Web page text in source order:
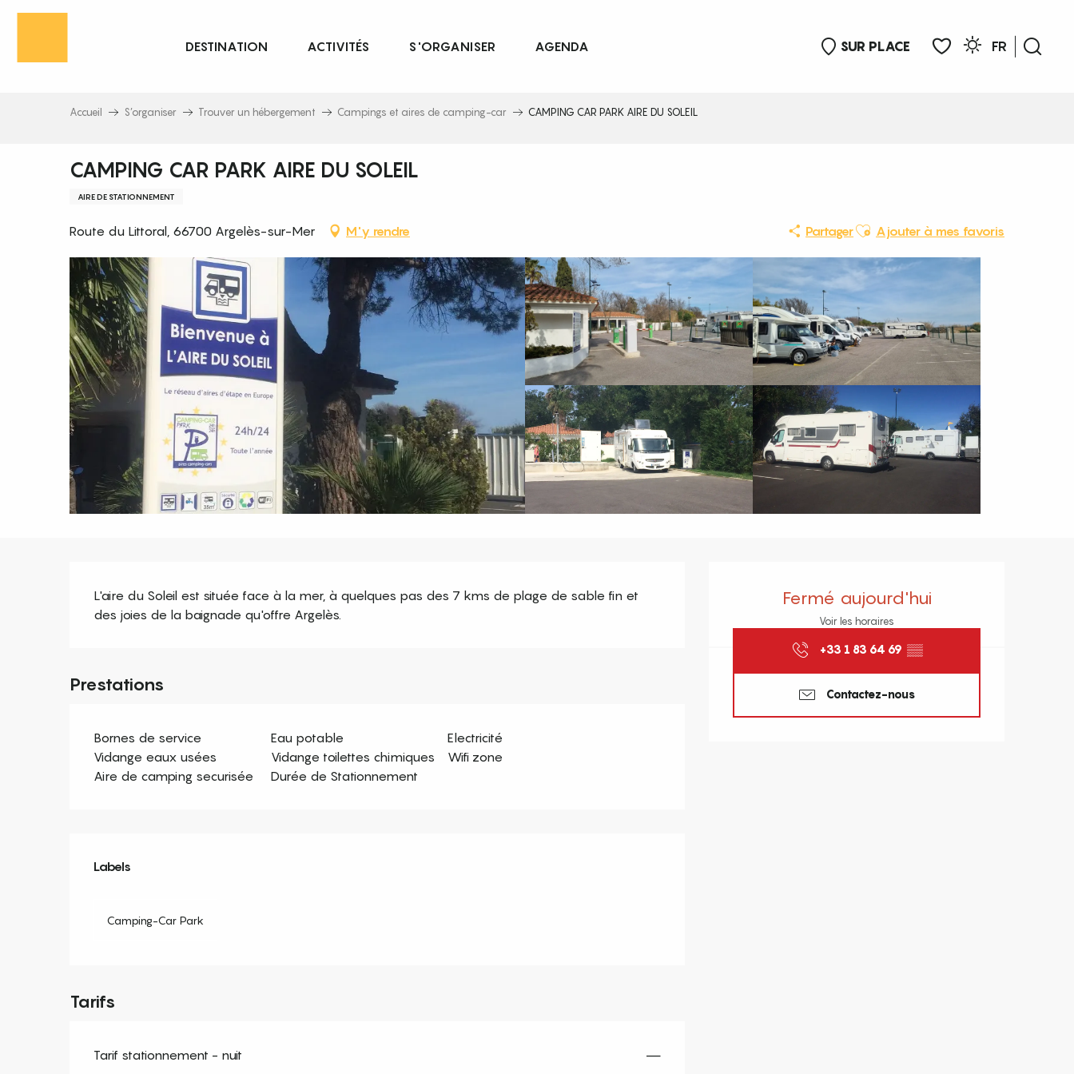
Aller
principal
SUR PLACE
FR
DESTINATION ACTIVITÉS S'ORGANISER AGENDA
Accueil S’organiser Trouver un hébergement Campings et aires de camping-car CAMPING CAR PARK AIRE DU SOLEIL
CAMPING CAR PARK AIRE DU SOLEIL
AIRE DE STATIONNEMENT
Route du Littoral, 66700 Argelès-sur-Mer M'y rendre PartagerAjouter aux favoris
Ajouter à mes favoris
Ouverture et coordonnées
Fermé aujourd'hui
Voir les horaires
+33 1 83 64 69 ▒▒
Contactez-nous
Description
L'aire du Soleil est située face à la mer, à quelques pas des 7 kms de plage de sable fin et
des joies de la baignade qu'offre Argelès.
Prestations
Bornes de service Eau potable
Electricité
Vidange eaux usées
Vidange toilettes chimiques
Wifi zone
Aire de camping securisée
Durée de Stationnement
Offres de prestations
Labels
Labels
Camping-Car Park
Tarifs
Tarif stationnement - nuit —